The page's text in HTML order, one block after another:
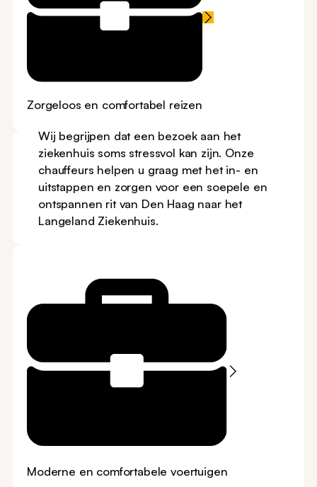
Zorgeloos en comfortabel reizen
Wij begrijpen dat een bezoek aan het
ziekenhuis soms stressvol kan zijn. Onze
chauffeurs helpen u graag met het in- en
uitstappen en zorgen voor een soepele en
ontspannen rit van Den Haag naar het
Langeland Ziekenhuis.
Altijd op tijd
Moderne en comfortabele voertuigen